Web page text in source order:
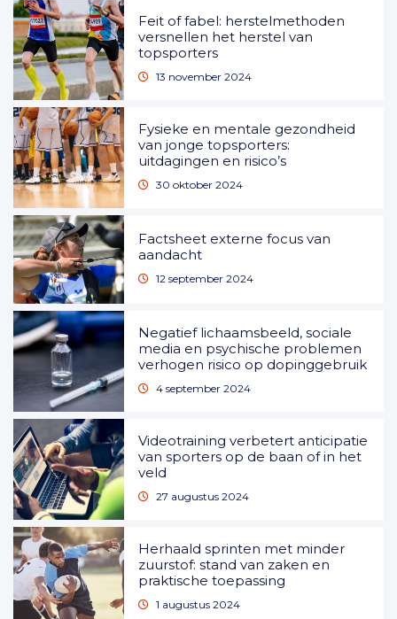
Feit of fabel: herstelmethoden
versnellen het herstel van
topsporters
13 november 2024
Fysieke en mentale gezondheid
van jonge topsporters:
uitdagingen en risico’s
30 oktober 2024
Factsheet externe focus van
aandacht
12 september 2024
Negatief lichaamsbeeld, sociale
media en psychische problemen
verhogen risico op dopinggebruik
4 september 2024
Videotraining verbetert anticipatie
van sporters op de baan of in het
veld
27 augustus 2024
Herhaald sprinten met minder
zuurstof: stand van zaken en
praktische toepassing
1 augustus 2024